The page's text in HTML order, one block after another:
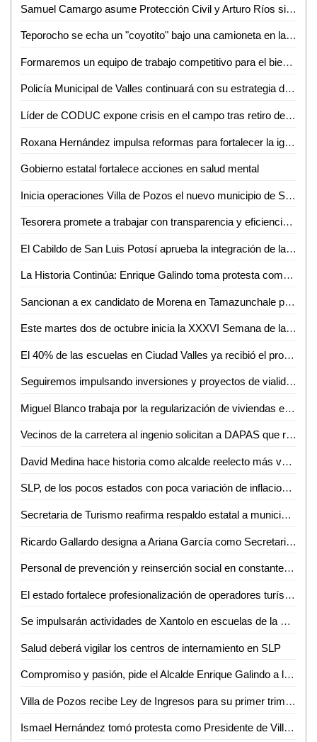
Samuel Camargo asume Protección Civil y Arturo Ríos sigue al frente de Policía Municipal
Teporocho se echa un "coyotito" bajo una camioneta en la zona centro de Valles
Formaremos un equipo de trabajo competitivo para el bienestar de los vallenses : Contreras Malibrán
Policía Municipal de Valles continuará con su estrategia de proximidad social
Líder de CODUC expone crisis en el campo tras retiro de subsidios federales
Roxana Hernández impulsa reformas para fortalecer la igualdad de género en SLP
Gobierno estatal fortalece acciones en salud mental
Inicia operaciones Villa de Pozos el nuevo municipio de SLP
Tesorera promete a trabajar con transparencia y eficiencia en el manejo de recursos en Ciudad Valles
El Cabildo de San Luis Potosí aprueba la integración de las Comisiones Permanentes para el periodo 2024-2027
La Historia Continúa: Enrique Galindo toma protesta como Alcalde reelecto
Sancionan a ex candidato de Morena en Tamazunchale por poner publicidad en edificios públicos
Este martes dos de octubre inicia la XXXVI Semana de la Comunicación de la FCC de la UASLP
El 40% de las escuelas en Ciudad Valles ya recibió el programa de seguridad alimentaria: Medina Avendaño
Seguiremos impulsando inversiones y proyectos de vialidad en Ciudad Valles: David Medina
Miguel Blanco trabaja por la regularización de viviendas en Nuevo Tampaón
Vecinos de la carretera al ingenio solicitan a DAPAS que rehabilite el desagüe
David Medina hace historia como alcalde reelecto más votado en Ciudad Valles
SLP, de los pocos estados con poca variación de inflacionaria
Secretaria de Turismo reafirma respaldo estatal a municipios
Ricardo Gallardo designa a Ariana García como Secretaria de Finanzas
Personal de prevención y reinserción social en constante capacitación
El estado fortalece profesionalización de operadores turísticos
Se impulsarán actividades de Xantolo en escuelas de la Huasteca Potosina
Salud deberá vigilar los centros de internamiento en SLP
Compromiso y pasión, pide el Alcalde Enrique Galindo a la Policía Municipal, en la Entrega del Bastón de Mando 2024-2027
Villa de Pozos recibe Ley de Ingresos para su primer trimestre: 85 millones asignados
Ismael Hernández tomó protesta como Presidente de Villa de Reyes para el periodo 2024-2027